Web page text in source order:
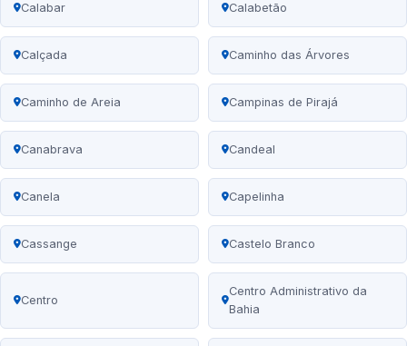
Calabar Calabetão
Calçada Caminho das Árvores
Caminho de Areia Campinas de Pirajá
Canabrava Candeal
Canela Capelinha
Cassange Castelo Branco
Centro
Centro Administrativo da
Bahia